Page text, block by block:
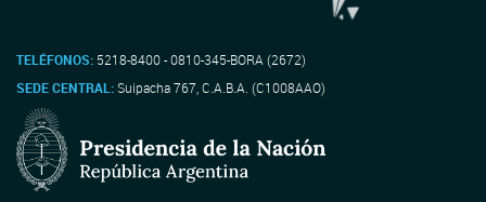
TELÉFONOS: 5218-8400 - 0810-345-BORA (2672)
SEDE CENTRAL:Suipacha 767, C.A.B.A. (C1008AAO)